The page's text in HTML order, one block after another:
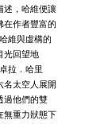
，哈維便讓
在作者豐富的
維與虛構的
光回望地
拉．哈里
名太空人展開
過他們的雙
無重力狀態下